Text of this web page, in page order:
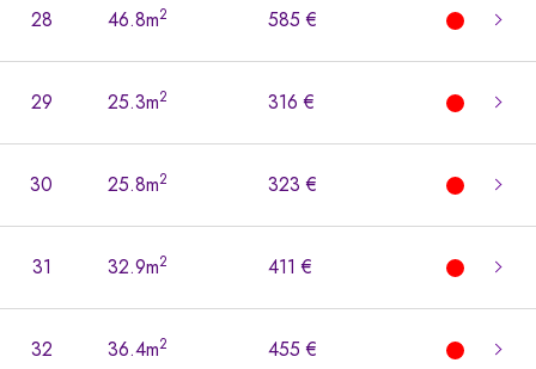
28 46.8m2 585 €
29 25.3m2 316 €
30 25.8m2 323 €
31 32.9m2 411 €
32 36.4m2 455 €